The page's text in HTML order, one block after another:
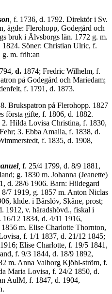
f. 1736, d. 1792. Direktör i Sv.
ägde: Flerohopp, Godegård och
bruk i Älvsborgs län. 1772 g. m.
Söner: Christian Ulric, f.
g. m. frih:an
d. 1874; Fredric Wilhelm, f.
på Godegård och Mariedam;
f. 1791, d. 1873.
Brukspatron på Flerohopp. 1827
första gifte, f. 1806, d. 1882.
Hilda Lovisa Christina, f. 1830,
3. Ebba Amalia, f. 1838, d.
f. 1835, d. 1908,
, f. 25/4 1799, d. 8/9 1881,
g. 1830 m. Johanna (Jeanette)
d. 28/6 1906. Barn: Hildegard
7 1919, g. 1857 m. Anton Niclas
khde. i Bårslöv, Skåne, prost;
1912, v. häradshövd., fiskal i
12 1834, d. 4/11 1916,
m. Elise Charlotte Thornton,
f. 1/1 1837, d. 21/12 1845;
Elise Charlotte, f. 19/5 1841,
f. 9/3 1844, d. 18/9 1892,
m. Anna Valborg Kjöhl-ström, f.
Maria Lovisa, f. 24/2 1850, d.
AulM, f. 1847, d. 1904,